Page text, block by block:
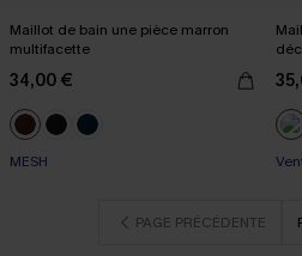
Maillot de bain une pièce marron
multifacette
34,00 €
MESH
PAGE PRÉCÉDENTE